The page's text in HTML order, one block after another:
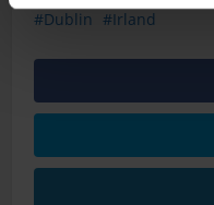
Dublin Irland